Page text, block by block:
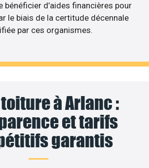
bénéficier d’aides financières pour
le biais de la certitude décennale
par ces organismes.
à Arlanc :
et tarifs
garantis